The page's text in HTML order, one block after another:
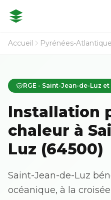
Accueil Pyrénées-
RGE - Saint-Jean-de-Luz
Installation
chaleur à
Luz (64500)
Saint-Jean-de-Luz
océanique, à la